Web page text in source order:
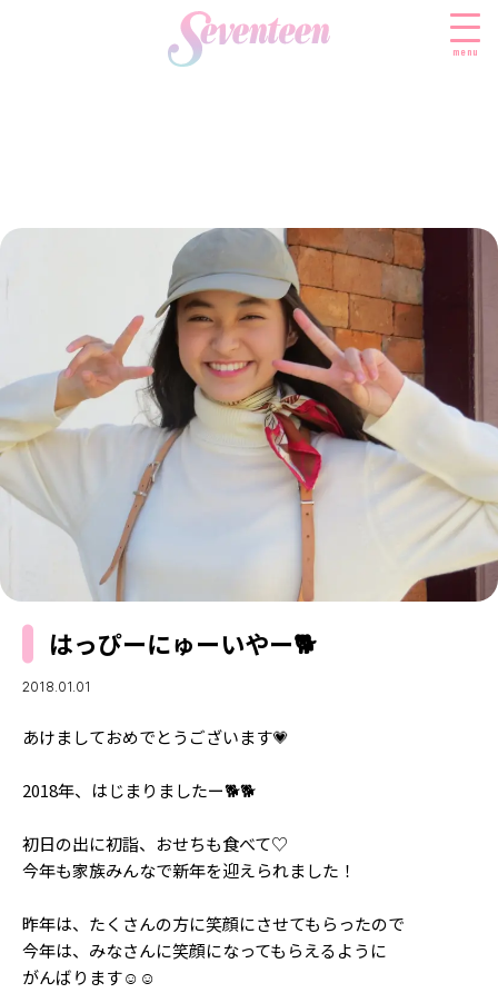
menu
FASHION
ファッションニュース
着回し
着痩せ
ビューティニュース
トレンドメイク
ベストコスメ
ヘアアレンジ・ヘアケア
スキンケア
ボディケア
SCHOOL
スクールニュース
制服コーデ
学校ヘアメイク
勉強・受験・進路
ENTERTAINMENT
エンタメニュース
なにわ男子
LIFESTYLE
ライフスタイルニュース
JKランキング・アワード
モデルの購入品
おでかけ
お悩み相談
JK TREND
JKトレンドニュース
MODELS
MODEL'S BLOG
TikTok
Instagram
YouTube
FORTUNE
MISS SEVENTEEN
MAGAZINE
バックナンバー
INFORMATION
Seventeenについて
はっぴーにゅーいやー🐕
2018.01.01
あけましておめでとうございます💗
2018年、はじまりましたー🐕🐕
初日の出に初詣、おせちも食べて♡
今年も家族みんなで新年を迎えられました！
昨年は、たくさんの方に笑顔にさせてもらったので
今年は、みなさんに笑顔になってもらえるように
がんばります☺️☺️